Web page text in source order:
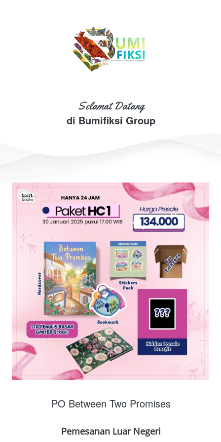
Selamat Datang
di Bumifiksi Group
PO Between Two Promises
Pemesanan Luar Negeri